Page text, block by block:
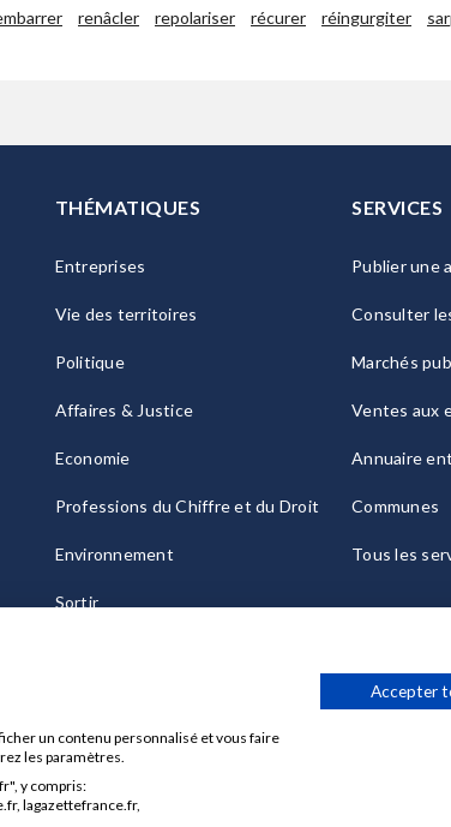
renâcler repolariser récurer réingurgiter
THÉMATIQUES
Entreprises
Vie des territoires
Politique
Affaires & Justice
Economie
Professions du Chiffre et du Droit
Environnement
Sortir
SERVICES
Publier une
Consulter
Marchés
Ventes aux
Annuaire
Communes
Tous les
Charte sur les cookies
un contenu personnalisé et vous faire
les paramètres.
y compris:
lagazettefrance.fr,
Accepter